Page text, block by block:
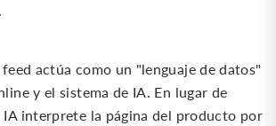
actúa como un "lenguaje de datos"
y el sistema de IA. En lugar de
interprete la página del producto por